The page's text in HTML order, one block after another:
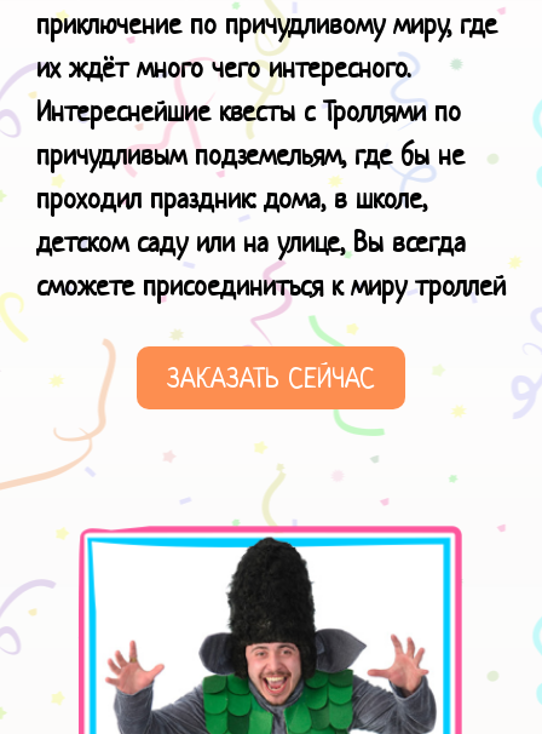
приключение по причудливому миру, где
их ждёт много чего интересного.
Интереснейшие квесты с Троллями по
причудливым подземельям, где бы не
проходил праздник: дома, в школе,
детском саду или на улице, Вы всегда
сможете присоединиться кмиру троллей
ЗАКАЗАТЬ СЕЙЧАС